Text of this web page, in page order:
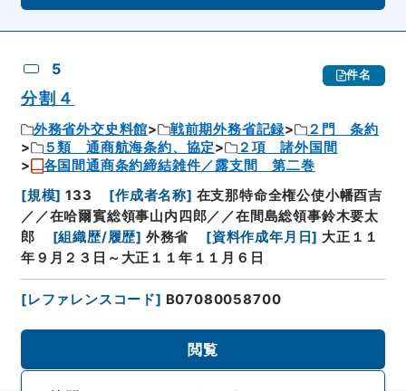
5 件名
分割４
外務省外交史料館 戦前期外務省記録
２門 条約
５類 通商航海条約、協定
２項 諸外国間
各国間通商条約締結雑件／露支間 第二巻
[規模] 133 [作成者名称] 在支那特命全権公使小幡酉吉
／／在哈爾賓総領事山内四郎／／在間島総領事鈴木要太
郎
[組織歴/履歴] 外務省 [資料作成年月日] 大正１１
年９月２３日～大正１１年１１月６日
[レファレンスコード] B07080058700
閲覧